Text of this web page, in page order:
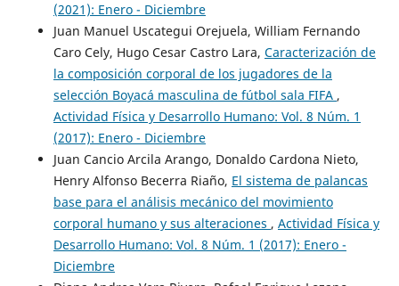
(2021): Enero - Diciembre
Juan Manuel Uscategui Orejuela, William Fernando
Caro Cely, Hugo Cesar Castro Lara, Caracterización de
la composición corporal de los jugadores de la
selección Boyacá masculina de fútbol sala FIFA ,
Actividad Física y Desarrollo Humano: Vol. 8 Núm. 1
(2017): Enero - Diciembre
Juan Cancio Arcila Arango, Donaldo Cardona Nieto,
Henry Alfonso Becerra Riaño, El sistema de palancas
base para el análisis mecánico del movimiento
corporal humano y sus alteraciones , Actividad Física y
Desarrollo Humano: Vol. 8 Núm. 1 (2017): Enero -
Diciembre